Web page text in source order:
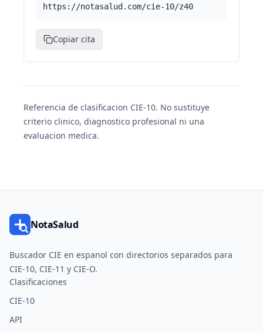
https://notasalud.com/cie-10/z40
Copiar cita
Referencia de clasificacion CIE-10. No sustituye
criterio clinico, diagnostico profesional ni una
evaluacion medica.
NotaSalud
Buscador CIE en espanol con directorios separados para
CIE-10, CIE-11 y CIE-O.
Clasificaciones
CIE-10
API